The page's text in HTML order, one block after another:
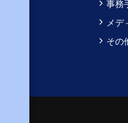
事務
メデ
その